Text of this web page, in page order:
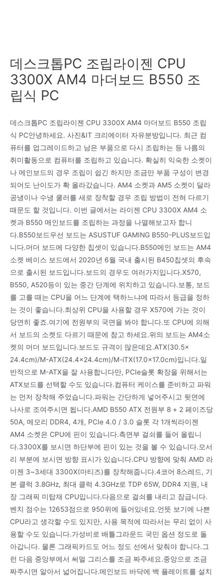
데스크톱PC 조립라이젠 CPU
3300X AM4 마더보드 B550 조
립식 PC
데스크톱PC 조립라이젠 CPU 3300X AM4 마더보드 B550 조립
식 PC안녕하세요. 사진&IT 크리에이터 자유분방입니다. 최근 컴
퓨터를 업그레이드하고 남은 부품으로 다시 조립하는 등 나름의
취미활동으로 컴퓨터를 조립하고 있습니다. 확실히 익숙한 소켓이
나 메인보드의 경우 조립이 쉽긴 하지만 조금만 부품 구성이 변경
되어도 난이도가 확 올라갔습니다. AM4 소켓과 AM5 소켓이 달라
공냉이나 수냉 쿨러를 새로 장착할 경우 조립 방법이 전혀 다르기
때문도 할 것입니다. 이번 글에서는 라이젠 CPU 3300X AM4 소
켓과 B550 메인보드를 조립하는 과정을 나열해보고자 합니
다.B550보드우선 보드는 ASUSTUF GAMING B550-PLUS보드입
니다.머더 보드에 다양한 칩셋이 있습니다.B550메인 보드는 AM4
소켓 베이스 보드에서 2020년 6월 국내 출시된 B450칩셋의 후속
으로 출시된 보드입니다.보드의 경우도 여러가지입니다.X570,
B550, A520등이 있는 중간 단계에 위치하고 있습니다.보통, 보드
를 고를 때는 CPU을 어느 단계에 택하느냐에 따라서 등급을 정하
는 것이 좋습니다.최상위 CPU을 사용할 경우 X570에 가는 것이
당연히 좋죠.여기에 전원부의 국면을 봐야 합니다.또 CPU에 의해
서 보드의 소켓도 다르기 때문에 참고 하세요.위의 보드는 AM4소
켓의 머더 보드입니다.보드도 규격이 많은데요.ATX(30.5x
24.4cm)/M-ATX(24.4×24.4cm)/M-iTX(17.0×17.0cm)입니다.일
반적으로 M-ATX을 잘 사용합니다만, PCIe슬롯 확장을 위해서는
ATX보드를 선택할 수도 있습니다.컴퓨터 케이스를 준비하고 파워
는 먼저 장착해 주었습니다.파워는 간단하게 넣어주시고 뒷면에
나사로 조여주시면 됩니다.AMD B550 ATX 전원부 8 + 2 페이즈당
50A, 메모리 DDR4, 4개, PCIe 4.0 / 3.0 슬롯 각 1개씩라이젠
AM4 소켓은 CPU에 핀이 있습니다.측면부 걸쇠를 들어 올립니
다.3300X를 보시면 하단부에 핀이 있는 것을 볼 수 있습니다.모서
리 부분에 보시면 방향 표시가 있습니다.CPU 방향에 맞춰 AMD 라
이젠 3~3세대 3300X(마티즈)를 장착해줍니다.4코어 8스레드, 기
본 클럭 3.8GHz, 최대 클럭 4.3GHz로 TDP 65W, DDR4 지원, 내
장 그래픽 미탑재 CPU입니다.다음으로 걸쇠를 내리고 잠급니다.
벤치 점수는 12653점으로 950위에 들어있네요.언뜻 보기에 나쁜
CPU라고 생각할 수도 있지만, 사용 목적에 따라서는 무리 없이 사
용할 수도 있습니다.가성비로 배틀그라운드 국민 옵션 정도로 돌
아갑니다. 물론 그래픽카드도 어느 정도 선에서 맞춰야 합니다.그
런 다음 중앙부에서 써멀 그리스를 조금 짜주세요.중앙으로 조금
짜주시면 알아서 넓어집니다.메인보드 바닥에 백 플레이트를 설치